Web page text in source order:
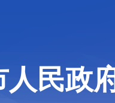
人民政